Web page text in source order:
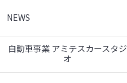
NEWS
自動車事業 アミテスカースタジ
オ